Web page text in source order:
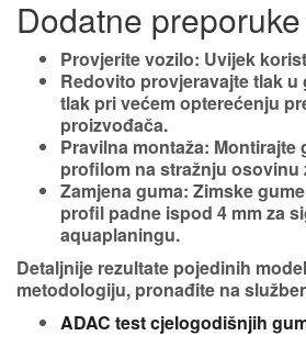
Dodatne preporuke
Provjerite vozilo: Uvijek
Redovito provjeravajte tlak u
tlak pri većem opterećenju
proizvođača.
Pravilna montaža: Montirajte
profilom na stražnju osovinu
Zamjena guma: Zimske
profil padne ispod 4 mm za
aquaplaningu.
Detaljnije rezultate pojedinih
metodologiju, pronađite na
ADAC test cjelogodišnjih